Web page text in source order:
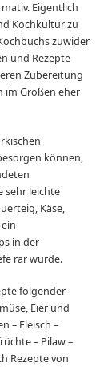
Eigentlich
Kochkultur zu
zuwider
und Rezepte
Zubereitung
im Großen eher
können,
sehr leichte
Käse,
in der
rar wurde.
folgender
Eier und
– Fleisch –
– Pilaw –
Rezepte von